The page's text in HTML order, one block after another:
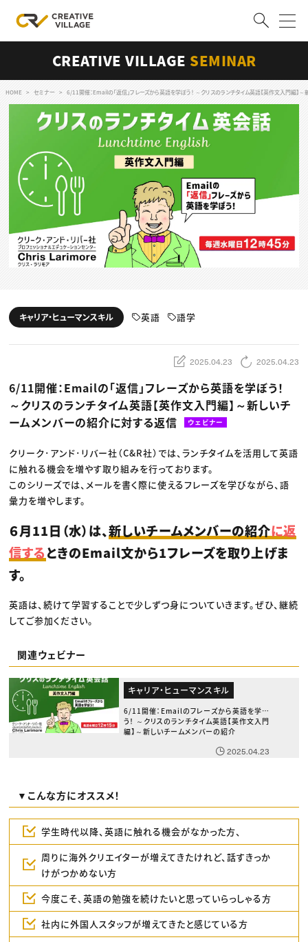
ログイン 会員登録
クリエイター求人を探す
CREATIVE JOB求人検索
特集求人
採用説明会
転職支援サービス
スキルアップしたい！
動画配信・映像制作
編集・ライティング
ディレクション
TOP Creator’s コラム トップ
Webクリエイター
ゲームクリエイター
クリエイターインタビュー
C＆R Magazine
セミナー
ニュース・トレンド トップ
Web
映像
ゲーム・エンタメ
広告
CREATIVE VILLAGEからのお知らせ
プロフェッショナル×つながる×メディア
CREATIVE VILLAGE SEMINAR
HOME セミナー 6/11開催：Emailの「返信」フレーズから英語を学ぼう！ ～クリスのランチタイム英語【英作文入門編】
キャリア・ヒューマンスキル 英語 語学
2025.04.23 2025.04.23
6/11開催：Emailの「返信」フレーズから英語を学ぼう！
～クリスのランチタイム英語【英作文入門編】～新しいチ
ームメンバーの紹介に対する返信
ウェビナー
クリーク･アンド･リバー社（C&R社）では、ランチタイムを活用して英語
に触れる機会を増やす取り組みを行っております。
このシリーズでは、メールを書く際に使えるフレーズを学びながら、語
彙力を増やします。
６月11日（水）は、新しいチームメンバーの紹介に返
信するときのEmail文から1フレーズを取り上げま
す。
英語は、続けて学習することで少しずつ身についていきます。ぜひ、継続
してご参加ください。
関連ウェビナー
キャリア・ヒューマンスキル
6/11開催：Emailのフレーズから英語を学ぼ
う！ ～クリスのランチタイム英語【英作文入門
編】～新しいチームメンバーの紹介
2025.04.23
▼こんな方にオススメ！
学生時代以降、英語に触れる機会がなかった方、
周りに海外クリエイターが増えてきたけれど、話すきっか
けがつかめない方
今度こそ、英語の勉強を続けたいと思っていらっしゃる方
社内に外国人スタッフが増えてきたと感じている方